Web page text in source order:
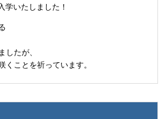
学いたしました！
したが、
くことを祈っています。